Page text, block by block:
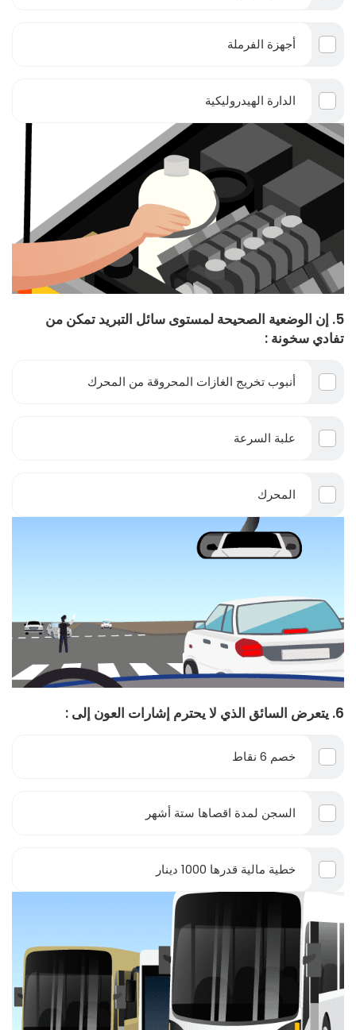
أجهزة الفرملة
الدارة الهيدروليكية
5. إن الوضعية الصحيحة لمستوى سائل التبريد تمكن من
تفادي سخونة :
أنبوب تخريج الغازات المحروقة من المحرك
علبة السرعة
المحرك
6. يتعرض السائق الذي لا يحترم إشارات العون إلى :
خصم 6 نقاط
السجن لمدة اقصاها ستة أشهر
خطية مالية قدرها 1000 دينار